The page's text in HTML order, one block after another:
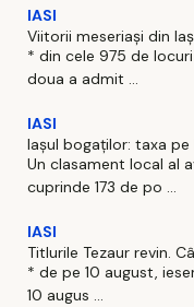
IASI
Viitorii meseriași din
* din cele 975 de
doua a admit ...
IASI
Iașul bogaților: taxa
Un clasament local al
cuprinde 173 de po ...
IASI
Titlurile Tezaur revin.
* de pe 10 august,
10 augus ...